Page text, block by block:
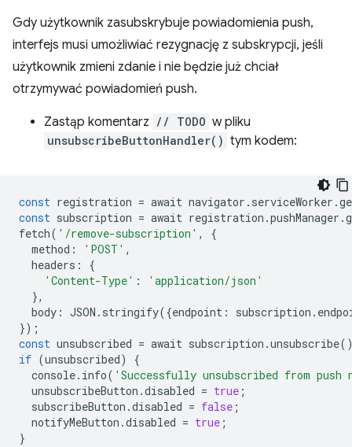
Gdy użytkownik zasubskrybuje powiadomienia push,
interfejs musi umożliwiać rezygnację z subskrypcji, jeśli
użytkownik zmieni zdanie i nie będzie już chciał
otrzymywać powiadomień push.
Zastąp komentarz // TODO w pliku
unsubscribeButtonHandler() tym kodem:
const registration = await navigator . serviceWorker .
const subscription = await registration .pushManager .
fetch( '/remove-subscription' ,
{
method : 'POST' ,
headers :
{
'Content-Type' :
'application/json'
},
body : JSON . stringify({endpoint : subscription .
});
const unsubscribed = await subscription .unsubscribe
if (unsubscribed)
{
console. info( 'Successfully unsubscribed from
unsubscribeButton .disabled = true ;
subscribeButton .disabled = false ;
notifyMeButton .disabled = true ;
}